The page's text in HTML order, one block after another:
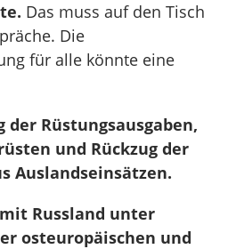
Das muss auf den Tisch
Die
für alle könnte eine
der Rüstungsausgaben,
und Rückzug der
Auslandseinsätzen.
Russland unter
osteuropäischen und